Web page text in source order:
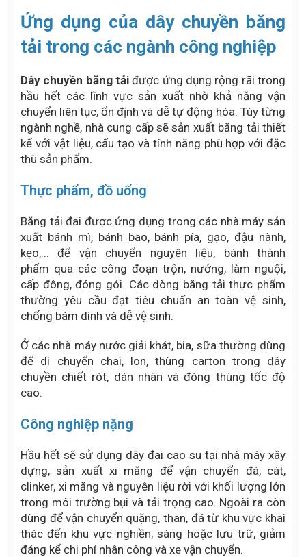
Ứng dụng của dây chuyền băng
tải trong các ngành công nghiệp
Dây chuyền băng tải được ứng dụng rộng rãi trong
hầu hết các lĩnh vực sản xuất nhờ khả năng vận
chuyển liên tục, ổn định và dễ tự động hóa. Tùy từng
ngành nghề, nhà cung cấp sẽ sản xuất băng tải thiết
kế với vật liệu, cấu tạo và tính năng phù hợp với đặc
thù sản phẩm.
Thực phẩm, đồ uống
Băng tải đai được ứng dụng trong các nhà máy sản
xuất bánh mì, bánh bao, bánh pía, gạo, đậu nành,
kẹo,... để vận chuyển nguyên liệu, bánh thành
phẩm qua các công đoạn trộn, nướng, làm nguội,
cấp đông, đóng gói. Các dòng băng tải thực phẩm
thường yêu cầu đạt tiêu chuẩn an toàn vệ sinh,
chống bám dính và dễ vệ sinh.
Ở các nhà máy nước giải khát, bia, sữa thường dùng
để di chuyển chai, lon, thùng carton trong dây
chuyền chiết rót, dán nhãn và đóng thùng tốc độ
cao.
Công nghiệp nặng
Hầu hết sẽ sử dụng dây đai cao su tại nhà máy xây
dựng, sản xuất xi măng để vận chuyển đá, cát,
clinker, xi măng và nguyên liệu rời với khối lượng lớn
trong môi trường bụi và tải trọng cao. Ngoài ra còn
dùng để vận chuyển quặng, than, đá từ khu vực khai
thác đến khu vực nghiền, sàng hoặc lưu trữ, giảm
đáng kể chi phí nhân công và xe vận chuyển.